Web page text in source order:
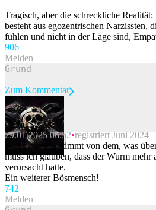
Tragisch, aber die schreckliche
besteht aus egozentrischen Narzissten,
fühlen und nicht in der Lage sind,
906
Melden
Beitrag melden
Zum Kommentar
Celtic Swiss
29.01.2025 06:52 registriert Juni 2024
Wenn nur 1% stimmt von dem, was
muss ich glauben, dass der Wurm mehr
verursacht hatte.
Ein weiterer Bösmensch!
742
Melden